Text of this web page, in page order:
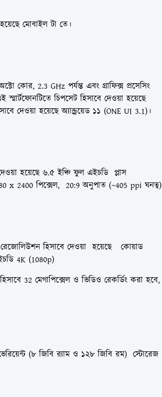
মোবাইল টা তে।
কোর, 2.3 GHz পর্যন্ত এবং গ্রাফিক্স প্রসেসিং
চিপসেট হিসাবে দেওয়া হয়েছে
দেওয়া হয়েছেঅ্যান্ড্রয়েড ১১ (ONE UI 3.1)।
হয়েছে ৬.৫ ইঞ্চি ফুল এইচডি প্লাস
x 2400 পিক্সেল, 20:9 অনুপাত (~405 ppi ঘনত্ব)
রেজোলিউশন হিসাবে দেওয়া হয়েছে কোয়াড
4K (1080p)
32 মেগাপিক্সেল ও ভিডিও রেকর্ডিং করা হবে,
(৮ জিবি র‌্যাম ও ১২৮জিবি রম) স্টোরেজ